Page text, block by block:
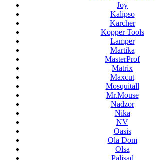
Joy
Kalipso
Karcher
Kopper Tools
Lamper
Martika
MasterProf
Matrix
Maxcut
Mosquitall
Mr.Mouse
Nadzor
Nika
NV
Oasis
Ola Dom
Olsa
Palisad